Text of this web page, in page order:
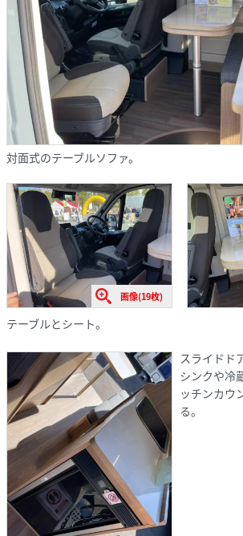
対面式のテーブルソファ。
画像(19枚)
テーブルとシート。
スライドド
シンクや冷
ッチンカウ
る。